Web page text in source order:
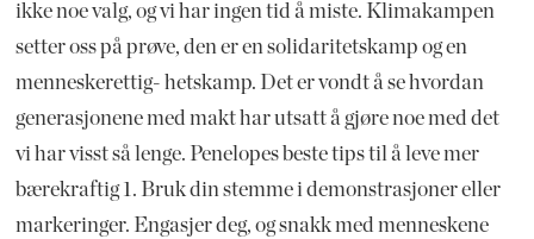
ikke noe valg, og vi har ingen tid å miste. Klimakampen
setter oss på prøve, den er en solidaritetskamp og en
menneskerettig- hetskamp. Det er vondt å se hvordan
generasjonene med makt har utsatt å gjøre noe med det
vi har visst så lenge. Penelopes beste tips til å leve mer
bærekraftig 1. Bruk din stemme i demonstrasjoner eller
markeringer. Engasjer deg, og snakk med menneskene